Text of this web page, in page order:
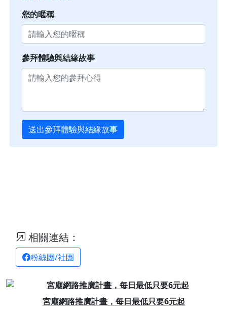
您的暱稱
參拜體驗與結緣故事
送出參拜體驗與結緣故事
相關連結：
粉絲團/社團
宮廟網路推廣計畫，每日最低只要6元起
Previous